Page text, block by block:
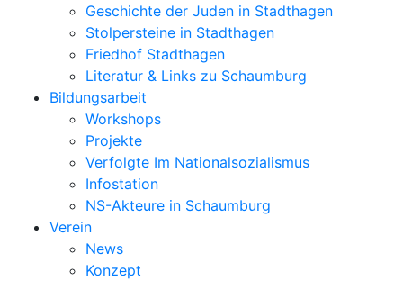
Geschichte der Juden in Stadthagen
Stolpersteine in Stadthagen
Friedhof Stadthagen
Literatur & Links zu Schaumburg
Bildungsarbeit
Workshops
Projekte
Verfolgte Im Nationalsozialismus
Infostation
NS-Akteure in Schaumburg
Verein
News
Konzept